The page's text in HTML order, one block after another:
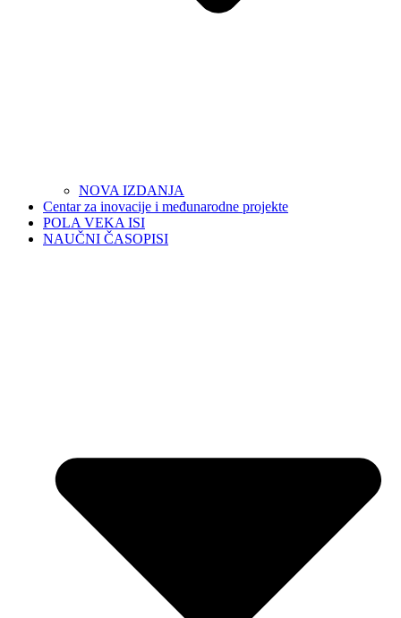
NOVA IZDANJA
Centar za inovacije i međunarodne projekte
POLA VEKA ISI
NAUČNI ČASOPISI